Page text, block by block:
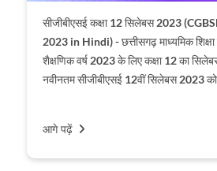
सीजीबीएसई कक्षा 12 सिलेबस 2023
2023 in Hindi) - छत्तीसगढ़ माध्यमिक शिक्षा
शैक्षणिक वर्ष 2023 के लिए कक्षा 12 का
नवीनतम सीजीबीएसई 12वीं सिलेबस 2023
आगे पढ़ें